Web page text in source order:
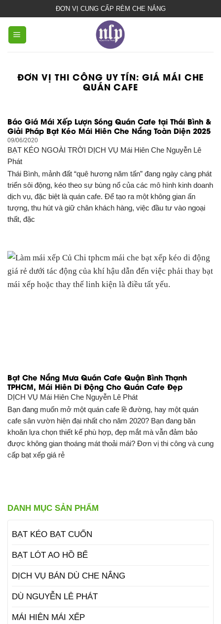
che
nắng
mưa
ĐƠN VỊ CUNG CẤP RÈM CHE NẮNG
ĐƠN VỊ THI CÔNG UY TÍN: GIÁ MÁI CHE
QUÁN CAFE
DANH MỤC SẢN PHẨM
BẠT KÉO BẠT CUỐN
BẠT LÓT AO HỒ BỂ
DỊCH VỤ BÁN DÙ CHE NẮNG
DÙ NGUYỄN LÊ PHÁT
MÁI HIÊN MÁI XẾP
Báo Giá Mái Xếp Lượn Sóng Quán Cafe tại Thái Bình &
Giải Pháp Bạt Kéo Mái Hiên Che Nắng Toàn Diện 2025
09/06/2020
BẠT KÉO NGOÀI TRỜI DỊCH VỤ Mái Hiên Che Nguyễn Lê
Phát
Thái Bình, mảnh đất “quê hương năm tấn” đang ngày càng phát
triển sôi động, kéo theo sự bùng nổ của các mô hình kinh doanh
dịch vụ, đặc biệt là quán cafe. Để tạo ra một không gian ấn
tượng, thu hút và giữ chân khách hàng, việc đầu tư vào ngoại
thất, đặc
Bạt Che Nắng Mưa Quán Cafe Quận Bình Thạnh
TPHCM, Mái Hiên Di Động Cho Quán Cafe Đẹp
DỊCH VỤ Mái Hiên Che Nguyễn Lê Phát
Bạn đang muốn mở một quán cafe lề đường, hay một quán
cafe sân vườn hiện đại nhất cho năm 2020? Bạn đang băn
khoăn lựa chọn thiết kế phù hợp, đẹp mắt mà vẫn đảm bảo
được không gian thoáng mát thoải mái? Đơn vị thi công và cung
cấp bạt xếp giá rẻ